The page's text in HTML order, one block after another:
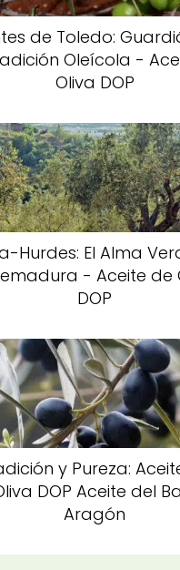
de Toledo:
Oleícola -
Oliva DOP
Hurdes: El Alma
- Aceite de
DOP
y Pureza:
DOP Aceite del
Aragón